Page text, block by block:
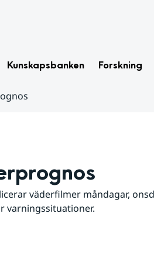
Kunskapsbanken Forskning
väderfilmer måndagar,
varningssituationer.